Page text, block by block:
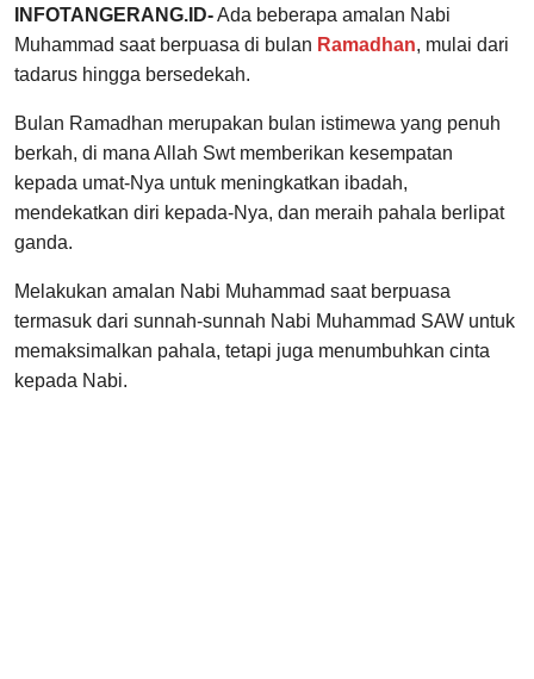
INFOTANGERANG.ID-Ada beberapa amalan Nabi
Muhammad saat berpuasa di bulan Ramadhan, mulai dari
tadarus hingga bersedekah.
Bulan Ramadhan merupakan bulan istimewa yang penuh
berkah, di mana Allah Swt memberikan kesempatan
kepada umat-Nya untuk meningkatkan ibadah,
mendekatkan diri kepada-Nya, dan meraih pahala berlipat
ganda.
Melakukan amalan Nabi Muhammad saat berpuasa
termasuk dari sunnah-sunnah Nabi Muhammad SAW untuk
memaksimalkan pahala, tetapi juga menumbuhkan cinta
kepada Nabi.